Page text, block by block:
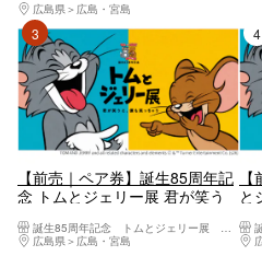
広島県
広島・宮島
3位
【前売｜ペア券】誕生85周年記
念 トムとジェリー展 君が笑う
広島県
広島・宮島
と